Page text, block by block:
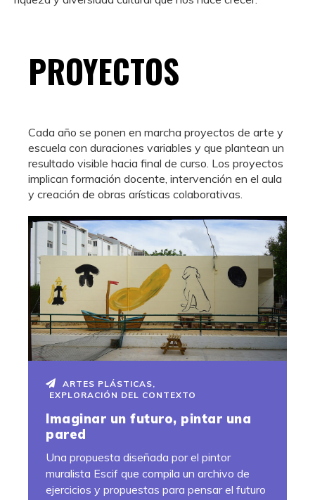
PROYECTOS
Cada año se ponen en marcha proyectos de arte y
escuela con duraciones variables y que plantean un
resultado visible hacia final de curso. Los proyectos
implican formación docente, intervención en el aula
y creación de obras arísticas colaborativas.
ARTES PLÁSTICAS
EXPLORACIÓN DEL CONTEXTO
Imaginar un futuro, pintar una
pared
Una propuesta diseñada por el pintor
muralista Escif que compila un archivo de
ejercicios y propuestas para pensar el futuro